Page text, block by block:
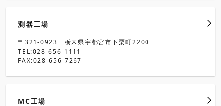
測器工場
〒321-0923 栃木県宇都宮市下栗町2200
TEL:028-656-1111
FAX:028-656-7267
MC工場